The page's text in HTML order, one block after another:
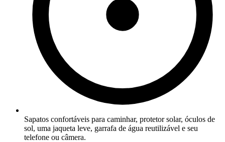
Sapatos confortáveis para caminhar, protetor solar, óculos de
sol, uma jaqueta leve, garrafa de água reutilizável e seu
telefone ou câmera.